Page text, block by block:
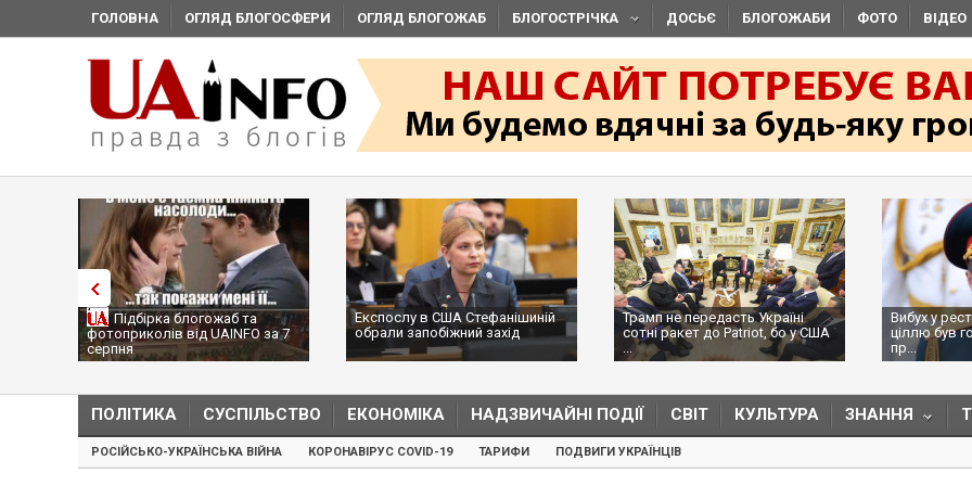
ГОЛОВНА ОГЛЯД БЛОГОСФЕРИ ОГЛЯД БЛОГОЖАБ БЛОГОСТРІЧКА ДОСЬЄ БЛОГОЖАБИ ФОТО ВІДЕО
Підбірка блогожаб та
фотоприколів від UAINFO за 7
серпня
Експослу в США Стефанішиній
обрали запобіжний захід
Трамп не передасть Україні
сотні ракет до Patriot, бо у США
...
Вибух у
ціллю був
пр...
ПОЛІТИКА СУСПІЛЬСТВО ЕКОНОМІКА НАДЗВИЧАЙНІ ПОДІЇ СВІТ КУЛЬТУРА ЗНАННЯ
РОСІЙСЬКО-УКРАЇНСЬКА ВІЙНА КОРОНАВІРУС COVID-19 ТАРИФИ ПОДВИГИ УКРАЇНЦІВ